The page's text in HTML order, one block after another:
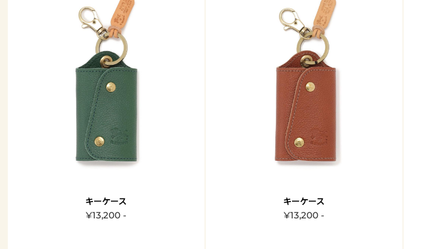
キーケース
¥13,200 -
キーケース
¥13,200 -